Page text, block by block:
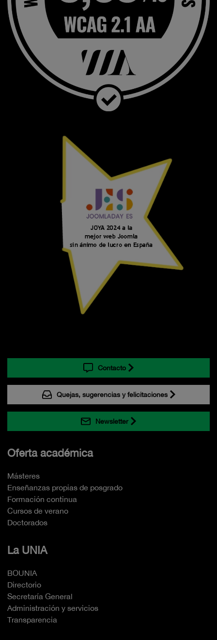
Contacto
Quejas, sugerencias y felicitaciones
Newsletter
Oferta académica
Másteres
Enseñanzas propias de posgrado
Formación continua
Cursos de verano
Doctorados
La UNIA
BOUNIA
Directorio
Secretaría General
Administración y servicios
Transparencia